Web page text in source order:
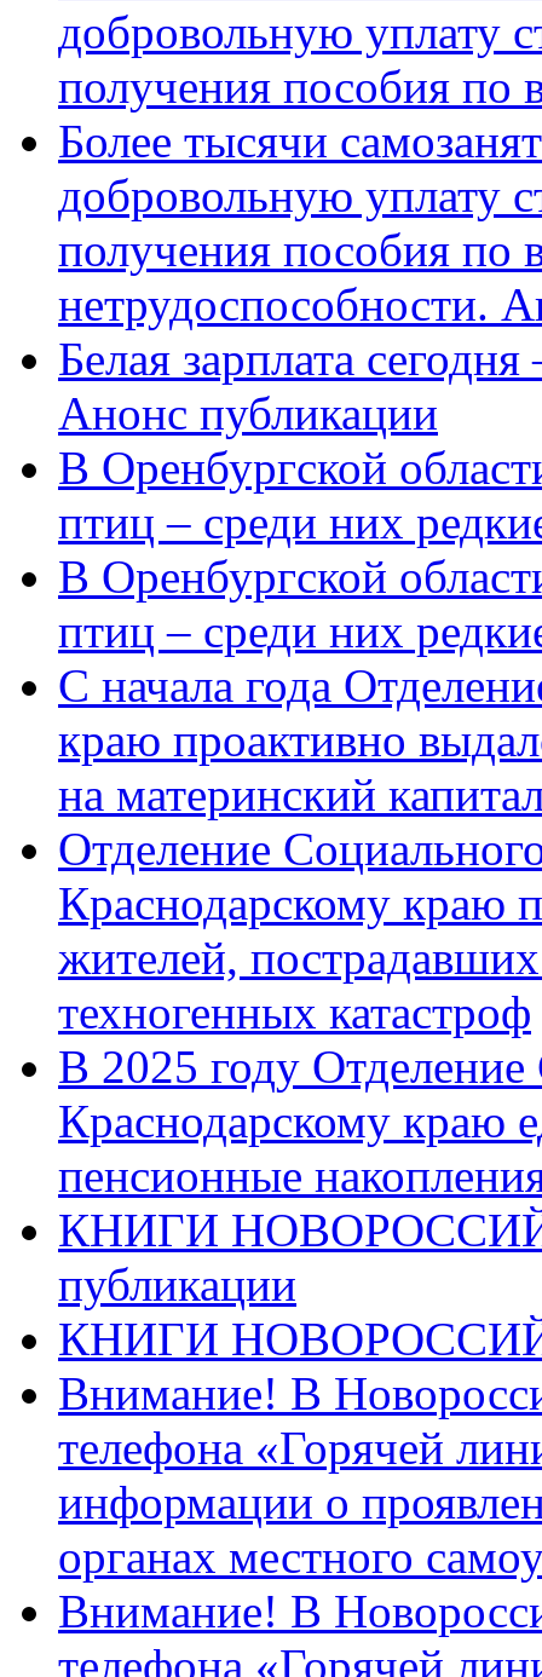
добровольную уплату
получения пособия по
Более тысячи
добровольную уплату
получения пособия по
нетрудоспособности.
Белая зарплата
Анонс публикации
В Оренбургской
птиц – среди них
В Оренбургской
птиц – среди них
С начала года
краю проактивно
на материнский
Отделение
Краснодарскому краю
жителей,
техногенных катастроф
В 2025 году
Краснодарскому краю
пенсионные
КНИГИ
публикации
КНИГИ
Внимание! В
телефона «Горячей
информации о
органах местного
Внимание! В
телефона «Горячей